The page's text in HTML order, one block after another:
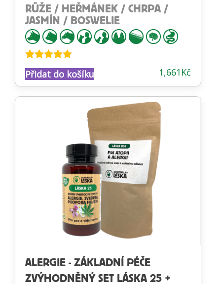
RŮŽE / HEŘMÁNEK / CHRPA /
JASMÍN / BOSWELIE
Hodnocení
5.00z 5 1,661 Kč
Přidat do košíku
ALERGIE - ZÁKLADNÍ PÉČE
ZVÝHODNĚNÝ SET LÁSKA 25 +